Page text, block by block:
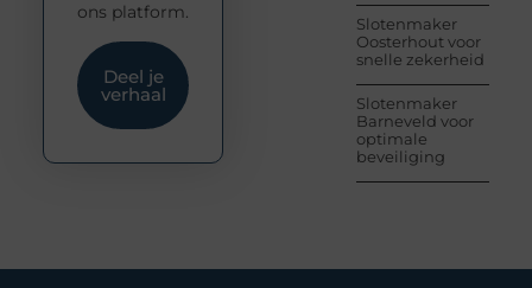
Slotenmaker
Oosterhout voor
snelle zekerheid
Slotenmaker
Barneveld voor
optimale
beveiliging
ons platform.
Deel je
verhaal